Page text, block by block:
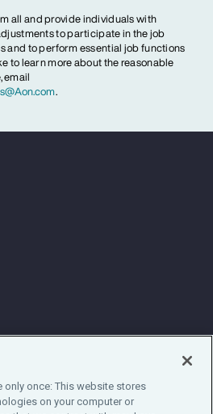
all and provide individuals with
to participate in the job
and to perform essential job functions
to learn more about the reasonable
email
.
only once: This website stores
on your computer or